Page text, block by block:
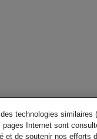
technologies
Internet sont
et de soutenir nos